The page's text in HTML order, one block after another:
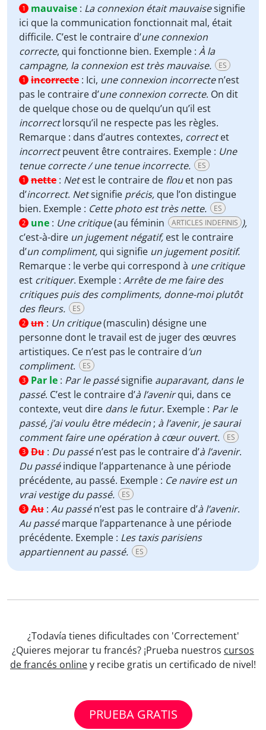
1 mauvaise : La connexion était mauvaisesignifie
ici que la communication fonctionnait mal, était
difficile. C’est le contraire d’une connexion
correcte, qui fonctionne bien. Exemple : À la
campagne, la connexion est très mauvaise.
ES
1 incorrecte : Ici, une connexion incorrecten’est
pas le contraire d’une connexion correcte. On dit
de quelque chose ou de quelqu’un qu’il est
incorrectlorsqu’il ne respecte pas les règles.
Remarque : dans d’autres contextes, correctet
incorrectpeuvent être contraires. Exemple : Une
tenue correcte / une tenue incorrecte.
ES
1 nette : Netest le contraire de flouet non pas
d’incorrect. Netsignifie précis, que l’on distingue
bien. Exemple : Cette photo est très nette. ES
2 une : Une critique(au féminin ARTICLES INDEFINIS ),
c’est-à-dire un jugement négatif, est le contraire
d’un compliment, qui signifie un jugement positif.
Remarque : le verbe qui correspond à une critique
est critiquer. Exemple : Arrête de me faire des
critiques puis des compliments, donne-moi plutôt
des fleurs.
ES
2 un : Un critique(masculin) désigne une
personne dont le travail est de juger des œuvres
artistiques. Ce n’est pas le contraire d’un
compliment. ES
3 Par le : Par le passésignifie auparavant, dans le
passé. C’est le contraire d’à l’avenirqui, dans ce
contexte, veut dire dans le futur. Exemple : Par le
passé, j’ai voulu être médecin ; à l’avenir, je saurai
comment faire une opération à cœur ouvert.
ES
3 Du : Du passén’est pas le contraire d’à l’avenir.
Du passéindique l’appartenance à une période
précédente, au passé. Exemple : Ce navire est un
vrai vestige du passé.
ES
3 Au : Au passén’est pas le contraire d’à l’avenir.
Au passémarque l’appartenance à une période
précédente. Exemple : Les taxis parisiens
appartiennent au passé.
ES
¿Todavía tienes dificultades con 'Correctement'
¿Quieres mejorar tu francés? ¡Prueba nuestros cursos
de francés onliney recibe gratis un certificado de nivel!
PRUEBA GRATIS